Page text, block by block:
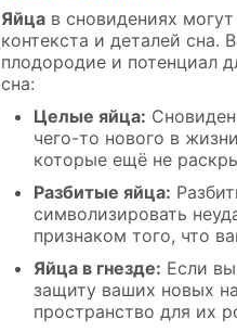
Яйца в сновидениях
контекста и деталей сна.
плодородие и потенциал
сна:
Целые яйца:
чего-то нового в
которые ещё не
Разбитые яйца:
символизировать
признаком того, что
Яйца в гнезде: Если
защиту ваших новых
пространство для их